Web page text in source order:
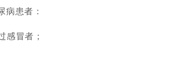
病患者：
感冒者；